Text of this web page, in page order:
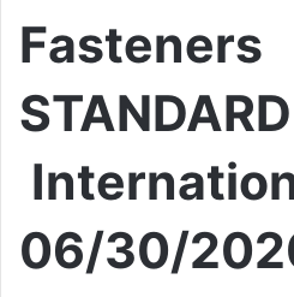
Fasteners
06/30/